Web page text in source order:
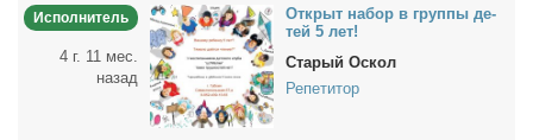
Исполнитель
4 г. 11 мес.
назад
От­крыт на­бор в груп­пы де­
тей 5 лет!
Старый Оскол
Репетитор